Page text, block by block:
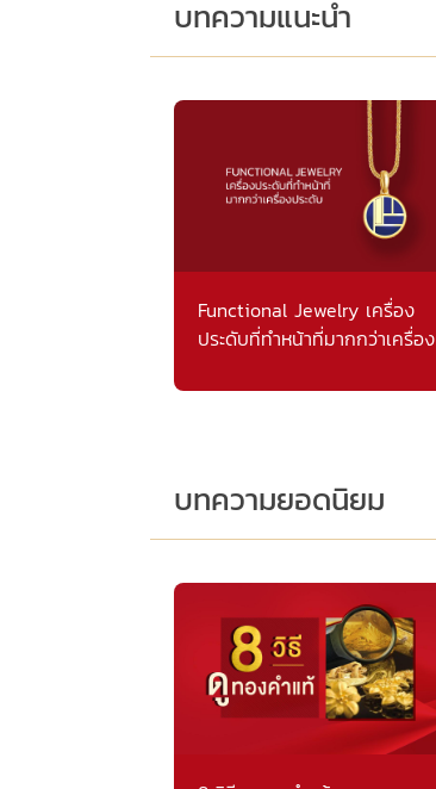
บทความแนะนำ
Functional Jewelry เครื่อง
ประดับที่ทำหน้าที่มากกว่าเครื่อง
บทความยอดนิยม